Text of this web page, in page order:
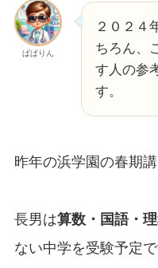
ぱぱりん
２０２４
ちろん、
す人の参
す。
昨年の浜学園の春期講
長男は算数・国語・
ない中学を受験予定